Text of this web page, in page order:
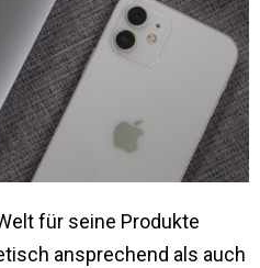
für seine Produkte
ansprechend als auch